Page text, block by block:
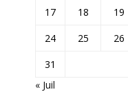
17
18 19
24
25 26
31
« Juil